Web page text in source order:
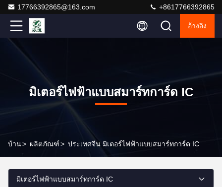
17766392865@163.com +8617766392865
อ้างอิง
มิเตอร์ไฟฟ้าแบบสมาร์ทการ์ด IC
บ้าน> ผลิตภัณฑ์> ประเทศจีน มิเตอร์ไฟฟ้าแบบสมาร์ทการ์ด IC
มิเตอร์ไฟฟ้าแบบสมาร์ทการ์ด IC